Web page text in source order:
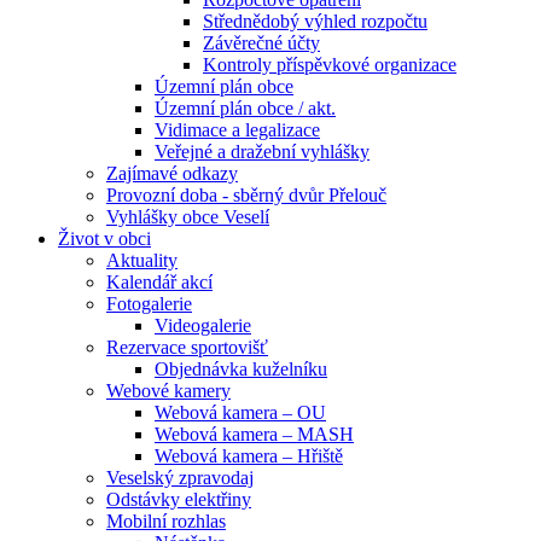
Střednědobý výhled rozpočtu
Závěrečné účty
Kontroly příspěvkové organizace
Územní plán obce
Územní plán obce / akt.
Vidimace a legalizace
Veřejné a dražební vyhlášky
Zajímavé odkazy
Provozní doba - sběrný dvůr Přelouč
Vyhlášky obce Veselí
Život v obci
Aktuality
Kalendář akcí
Fotogalerie
Videogalerie
Rezervace sportovišť
Objednávka kuželníku
Webové kamery
Webová kamera – OU
Webová kamera – MASH
Webová kamera – Hřiště
Veselský zpravodaj
Odstávky elektřiny
Mobilní rozhlas